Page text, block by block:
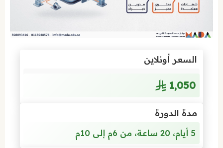
السعر أونلاين
1٬050
مدة الدورة
5 أيام، 20 ساعة، من 6م إلى 10م